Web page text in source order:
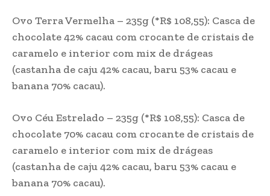
Ovo Terra Vermelha – 235g (*R$ 108,55): Casca de
chocolate 42% cacau com crocante de cristais de
caramelo e interior com mix de drágeas
(castanha de caju 42% cacau, baru 53% cacau e
banana 70% cacau).
Ovo Céu Estrelado – 235g (*R$ 108,55): Casca de
chocolate 70% cacau com crocante de cristais de
caramelo e interior com mix de drágeas
(castanha de caju 42% cacau, baru 53% cacau e
banana 70% cacau).